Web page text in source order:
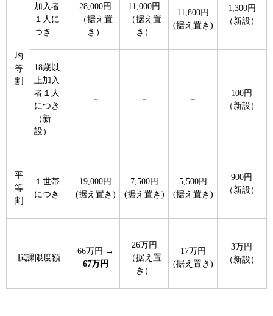
均
等
割
加入者
１人に
つき
28,000円
（据え置
き）​
11,000円
（据え置
き）​
11,800円
(据え置き)
1,300円
（新設）
18歳以
上加入
者１人
につき
（新
設）
－ － －
100円
（新設）
平
等
割
１世帯
につき
19,000円
(据え置き)
7,500円
(据え置き)
5,500円
(据え置き)
900円
（新設）
賦課限度額
66万円 →
67万円
26万円
（据え置
き）​
17万円
(据え置き)
3万円
（新設）